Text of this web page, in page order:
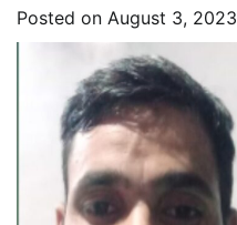
Posted on August 3, 2023